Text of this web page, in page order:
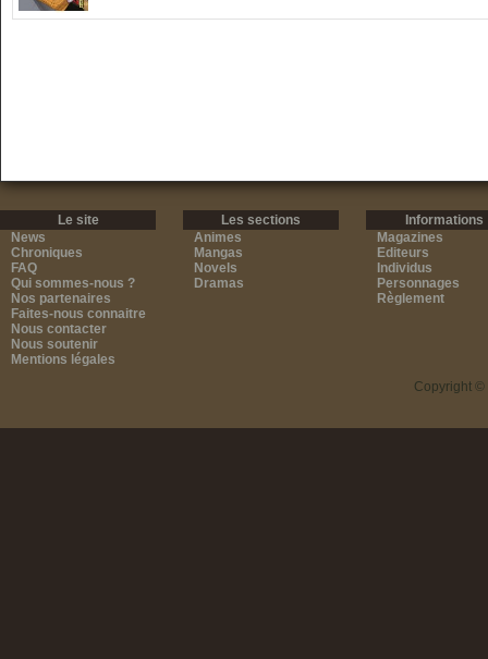
Le site
News
Chroniques
FAQ
Qui sommes-nous ?
Nos partenaires
Faites-nous connaitre
Nous contacter
Nous soutenir
Mentions légales
Les sections
Animes
Mangas
Novels
Dramas
Informations
Magazines
Editeurs
Individus
Personnages
Règlement
Copyright ©